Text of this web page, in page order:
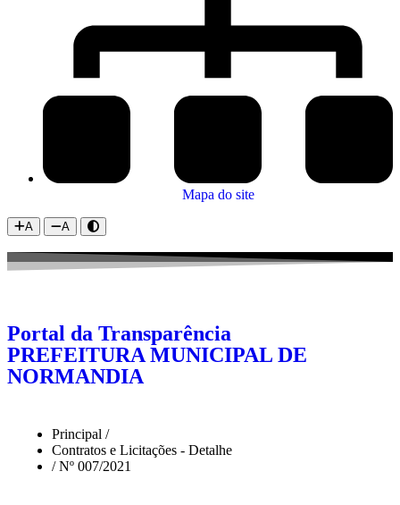
Mapa do site
A A
Portal da Transparência
PREFEITURA MUNICIPAL DE
NORMANDIA
Principal /
Contratos e Licitações - Detalhe
/ Nº 007/2021